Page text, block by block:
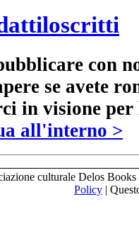
con
se avete
in visione
all'interno >
culturale Delos
Policy |